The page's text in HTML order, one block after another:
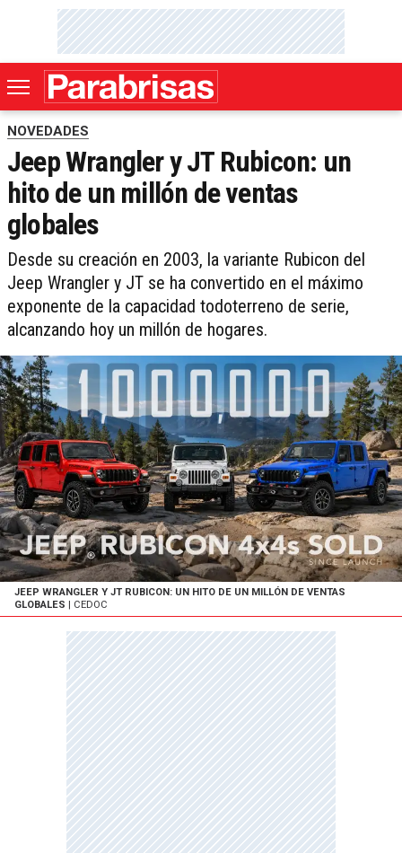
NOVEDADES
Jeep Wrangler y JT Rubicon: un
hito de un millón de ventas
globales
Desde su creación en 2003, la variante Rubicon del
Jeep Wrangler y JT se ha convertido en el máximo
exponente de la capacidad todoterreno de serie,
alcanzando hoy un millón de hogares.
JEEP WRANGLER Y JT RUBICON: UN HITO DE UN MILLÓN DE VENTAS
GLOBALES | CEDOC